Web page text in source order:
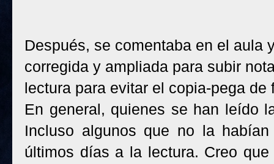
Después, se comentaba en el aula
corregida y ampliada para subir
lectura para evitar el copia-pega de
En general, quienes se han leído
Incluso algunos que no la
últimos días a la lectura. Creo